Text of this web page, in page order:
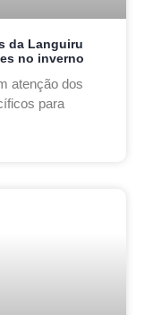
da Languiru
no inverno
atenção dos
para